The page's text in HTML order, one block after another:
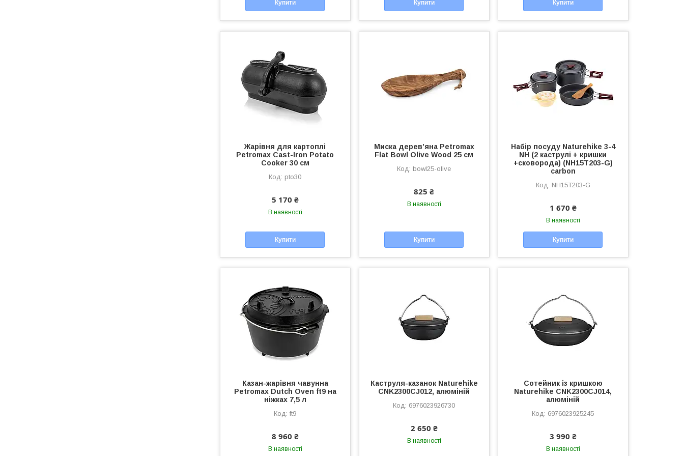
Купити Купити Купити
Жарівня для картоплі
Petromax Cast-Iron Potato
Cooker 30 см
pto30
5 170 ₴
В наявності
Купити
Миска дерев’яна Petromax
Flat Bowl Olive Wood 25 см
bowl25-olive
825 ₴
В наявності
Купити
Набір посуду Naturehike 3-4
NH (2 каструлі + кришки
+сковорода) (NH15T203-G)
carbon
NH15T203-G
1 670 ₴
В наявності
Купити
Казан-жарівня чавунна
Petromax Dutch Oven ft9 на
ніжках 7,5 л
ft9
8 960 ₴
В наявності
Каструля-казанок Naturehike
CNK2300CJ012, алюміній
6976023926730
2 650 ₴
В наявності
Сотейник із кришкою
Naturehike CNK2300CJ014,
алюміній
6976023925245
3 990 ₴
В наявності